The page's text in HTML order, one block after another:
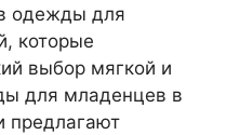
одежды для
которые
выбор мягкой и
для младенцев в
предлагают